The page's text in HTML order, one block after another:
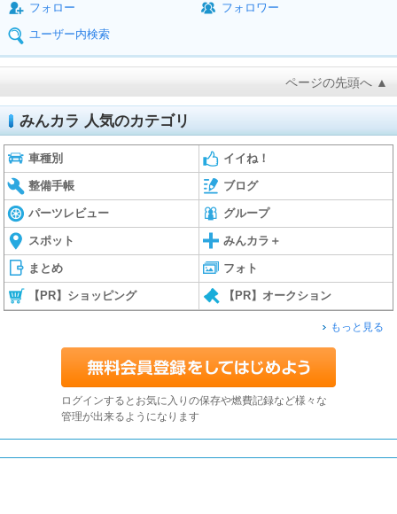
フォロー
フォロワー
ユーザー内検索
ページの先頭へ ▲
みんカラ 人気のカテゴリ
車種別 イイね！
整備手帳 ブログ
パーツレビュー グループ
スポット みんカラ＋
まとめ フォト
【PR】ショッピング 【PR】オークション
もっと見る
ログインするとお気に入りの保存や燃費記録など様々な
管理が出来るようになります